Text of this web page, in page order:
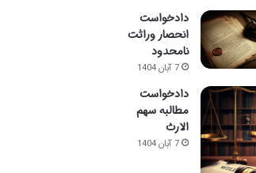
دادخواست
انحصار وراثت
نامحدود
7 آبان 1404
دادخواست
مطالبه سهم
الارث
7 آبان 1404